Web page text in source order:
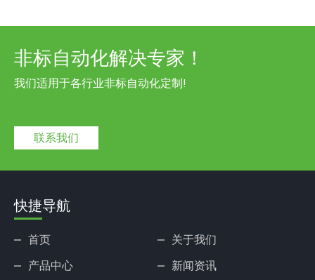
非标自动化解决专家！
我们适用于各行业非标自动化定制!
联系我们
快捷导航
首页
关于我们
产品中心
新闻资讯